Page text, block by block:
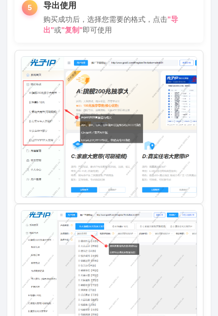
5 导出使用
购买成功后，选择您需要的格式，点击"导
出"或"复制"即可使用